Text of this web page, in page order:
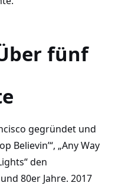
fünf
gegründet und
Believin’“, „Any Way
den
80er Jahre. 2017